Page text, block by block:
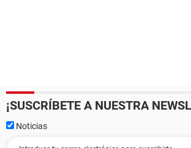
¡SUSCRÍBETE A NUESTRA
Noticias